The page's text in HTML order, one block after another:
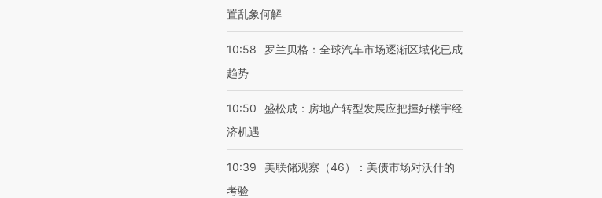
置乱象何解
10:58
罗兰贝格：全球汽车市场逐渐区域化已成
趋势
10:50
盛松成：房地产转型发展应把握好楼宇经
济机遇
10:39
美联储观察（46）：美债市场对沃什的
考验